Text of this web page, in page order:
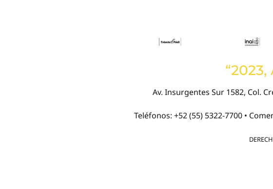
Av. Insurgentes Sur 1582, Col.
Teléfonos: +52 (55) 5322-7700 •